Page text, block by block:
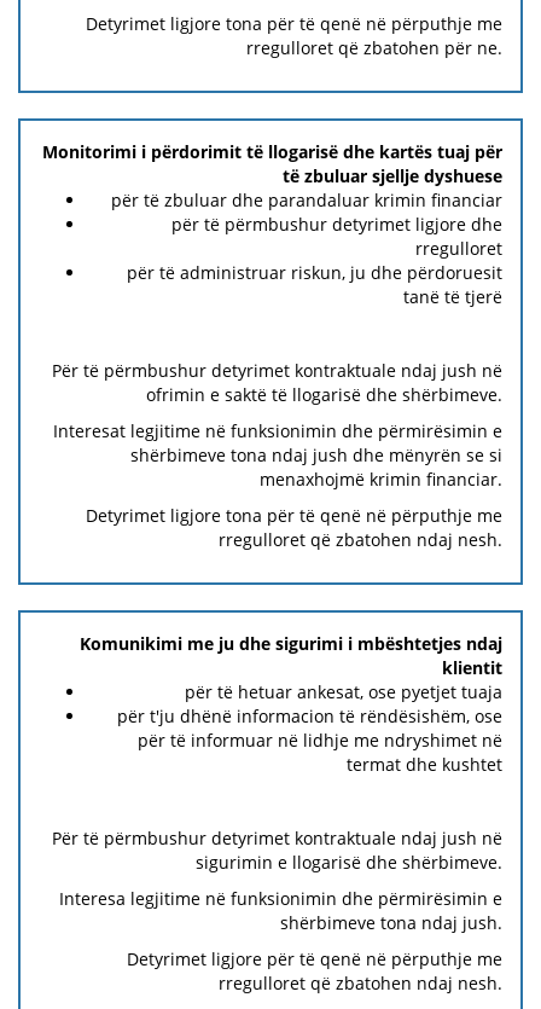
Detyrimet ligjore tona për të qenë në përputhje me
rregulloret që zbatohen për ne.
Monitorimi i përdorimit të llogarisë dhe kartës tuaj për
të zbuluar sjellje dyshuese
për të zbuluar dhe parandaluar krimin financiar
për të përmbushur detyrimet ligjore dhe
rregulloret
për të administruar riskun, ju dhe përdoruesit
tanë të tjerë
Për të përmbushur detyrimet kontraktuale ndaj jush në
ofrimin e saktë të llogarisë dhe shërbimeve.
Interesat legjitime në funksionimin dhe përmirësimin e
shërbimeve tona ndaj jush dhe mënyrën se si
menaxhojmë krimin financiar.
Detyrimet ligjore tona për të qenë në përputhje me
rregulloret që zbatohen ndaj nesh.
Komunikimi me ju dhe sigurimi i mbështetjes ndaj
klientit
për të hetuar ankesat, ose pyetjet tuaja
për t'ju dhënë informacion të rëndësishëm, ose
për të informuar në lidhje me ndryshimet në
termat dhe kushtet
Për të përmbushur detyrimet kontraktuale ndaj jush në
sigurimin e llogarisë dhe shërbimeve.
Interesa legjitime në funksionimin dhe përmirësimin e
shërbimeve tona ndaj jush.
Detyrimet ligjore për të qenë në përputhje me
rregulloret që zbatohen ndaj nesh.